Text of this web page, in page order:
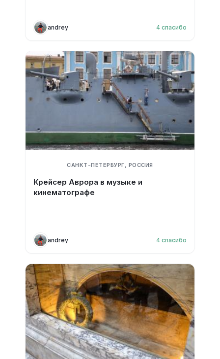
andrey 4 спасибо
САНКТ-ПЕТЕРБУРГ, РОССИЯ
Крейсер Аврора в музыке и
кинематографе
andrey 4 спасибо